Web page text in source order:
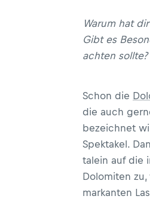
Warum hat
Gibt es
achten sollte?
Schon die
die auch
bezeichnet
Spektakel.
talein auf die
Dolomiten
markanten